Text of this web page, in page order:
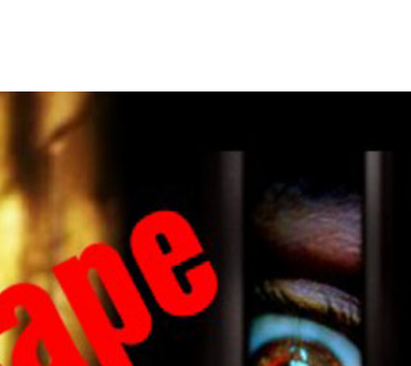
விசாரணை செப்டம்பர் 23 வரை ஒத்திவைப்பு!